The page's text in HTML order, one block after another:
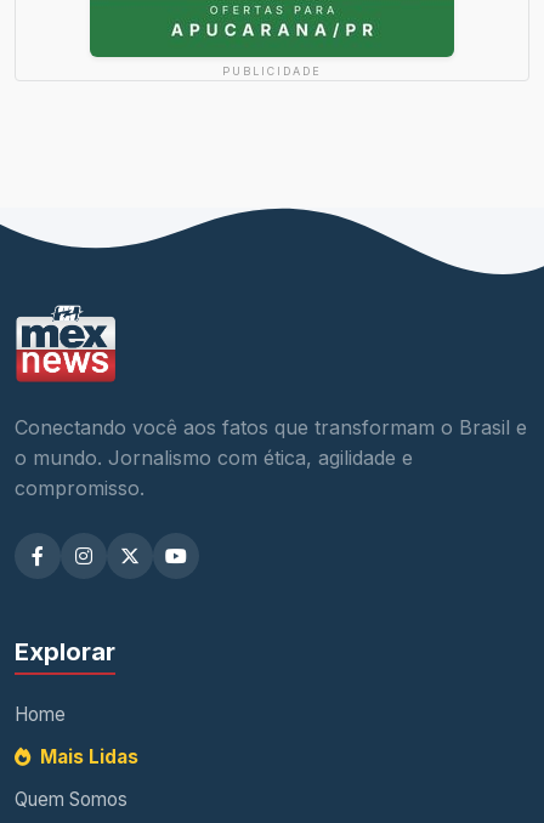
PUBLICIDADE
Conectando você aos fatos que transformam o Brasil e
o mundo. Jornalismo com ética, agilidade e
compromisso.
Explorar
Home
Mais Lidas
Quem Somos